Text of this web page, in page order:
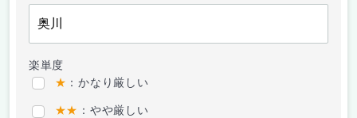
楽単度
★ ：かなり厳しい
★★ ：やや厳しい